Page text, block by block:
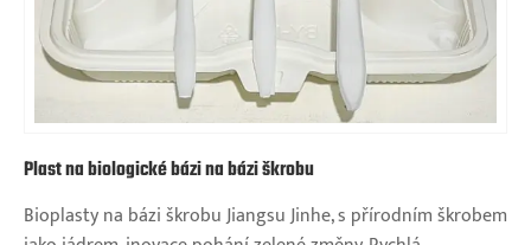
Plast na biologické bázi na bázi škrobu
Bioplasty na bázi škrobu Jiangsu Jinhe, s přírodním škrobem